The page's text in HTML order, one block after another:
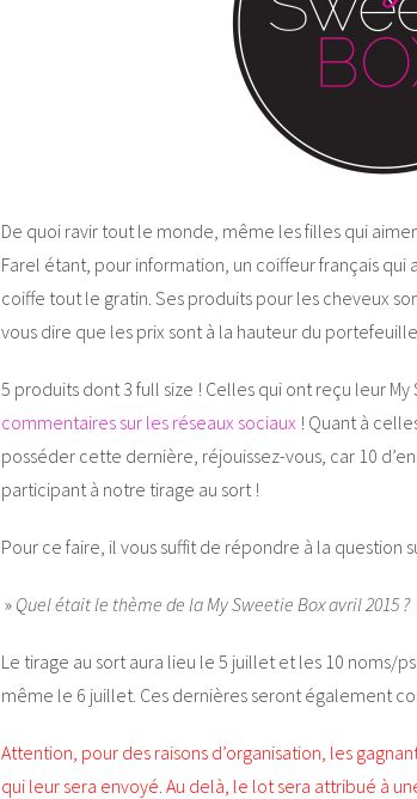
De quoi ravir tout le monde, même les filles qui
Farel étant, pour information, un coiffeur français qui
coiffe tout le gratin. Ses produits pour les cheveux
vous dire que les prix sont à la hauteur du
5 produits dont 3 full size ! Celles qui ont reçu leur
commentaires sur les réseaux sociaux ! Quant à
posséder cette dernière, réjouissez-vous, car 10
participant à notre tirage au sort !
Pour ce faire, il vous suffit de répondre à la question
» Quel était le thème de la My Sweetie Box avril 2015 ?
Le tirage au sort aura lieu le 5 juillet et les 10 noms/
même le 6 juillet. Ces dernières seront également
Attention, pour des raisons d’organisation, les
qui leur sera envoyé. Au delà, le lot sera attribué à